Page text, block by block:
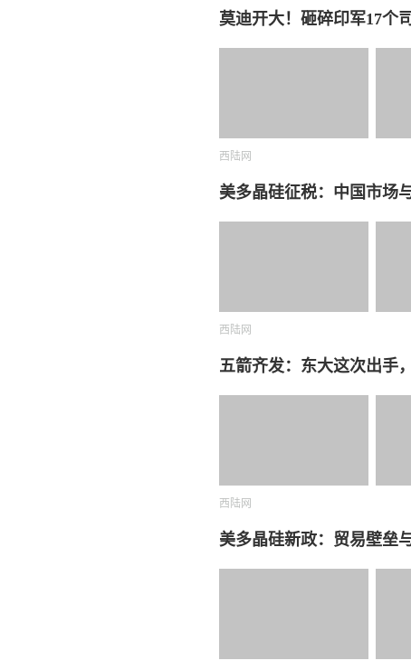
莫迪开大！砸碎印军17个
西陆网
美多晶硅征税：中国市场
西陆网
五箭齐发：东大这次出手
西陆网
美多晶硅新政：贸易壁垒